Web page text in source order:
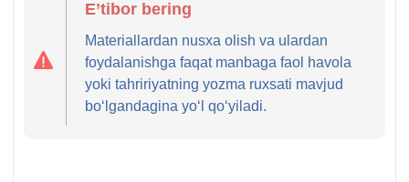
E’tibor bering
Materiallardan nusхa olish va ulardan
foydalanishga faqat manbaga faol havola
yoki tahririyatning yozma ruхsati mavjud
boʻlgandagina yoʻl qoʻyiladi.